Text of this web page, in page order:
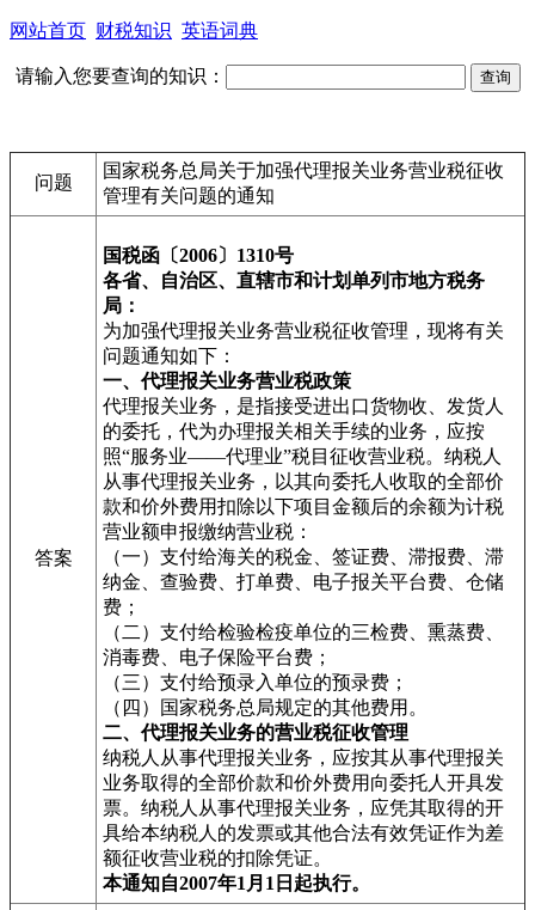
网站首页 财税知识 英语词典
请输入您要查询的知识：
问题
国家税务总局关于加强代理报关业务营业税征收
管理有关问题的通知
答案
国税函〔2006〕1310号
各省、自治区、直辖市和计划单列市地方税务
局：
为加强代理报关业务营业税征收管理，现将有关
问题通知如下：
一、代理报关业务营业税政策
代理报关业务，是指接受进出口货物收、发货人
的委托，代为办理报关相关手续的业务，应按
照“服务业——代理业”税目征收营业税。纳税人
从事代理报关业务，以其向委托人收取的全部价
款和价外费用扣除以下项目金额后的余额为计税
营业额申报缴纳营业税：
（一）支付给海关的税金、签证费、滞报费、滞
纳金、查验费、打单费、电子报关平台费、仓储
费；
（二）支付给检验检疫单位的三检费、熏蒸费、
消毒费、电子保险平台费；
（三）支付给预录入单位的预录费；
（四）国家税务总局规定的其他费用。
二、代理报关业务的营业税征收管理
纳税人从事代理报关业务，应按其从事代理报关
业务取得的全部价款和价外费用向委托人开具发
票。纳税人从事代理报关业务，应凭其取得的开
具给本纳税人的发票或其他合法有效凭证作为差
额征收营业税的扣除凭证。
本通知自2007年1月1日起执行。